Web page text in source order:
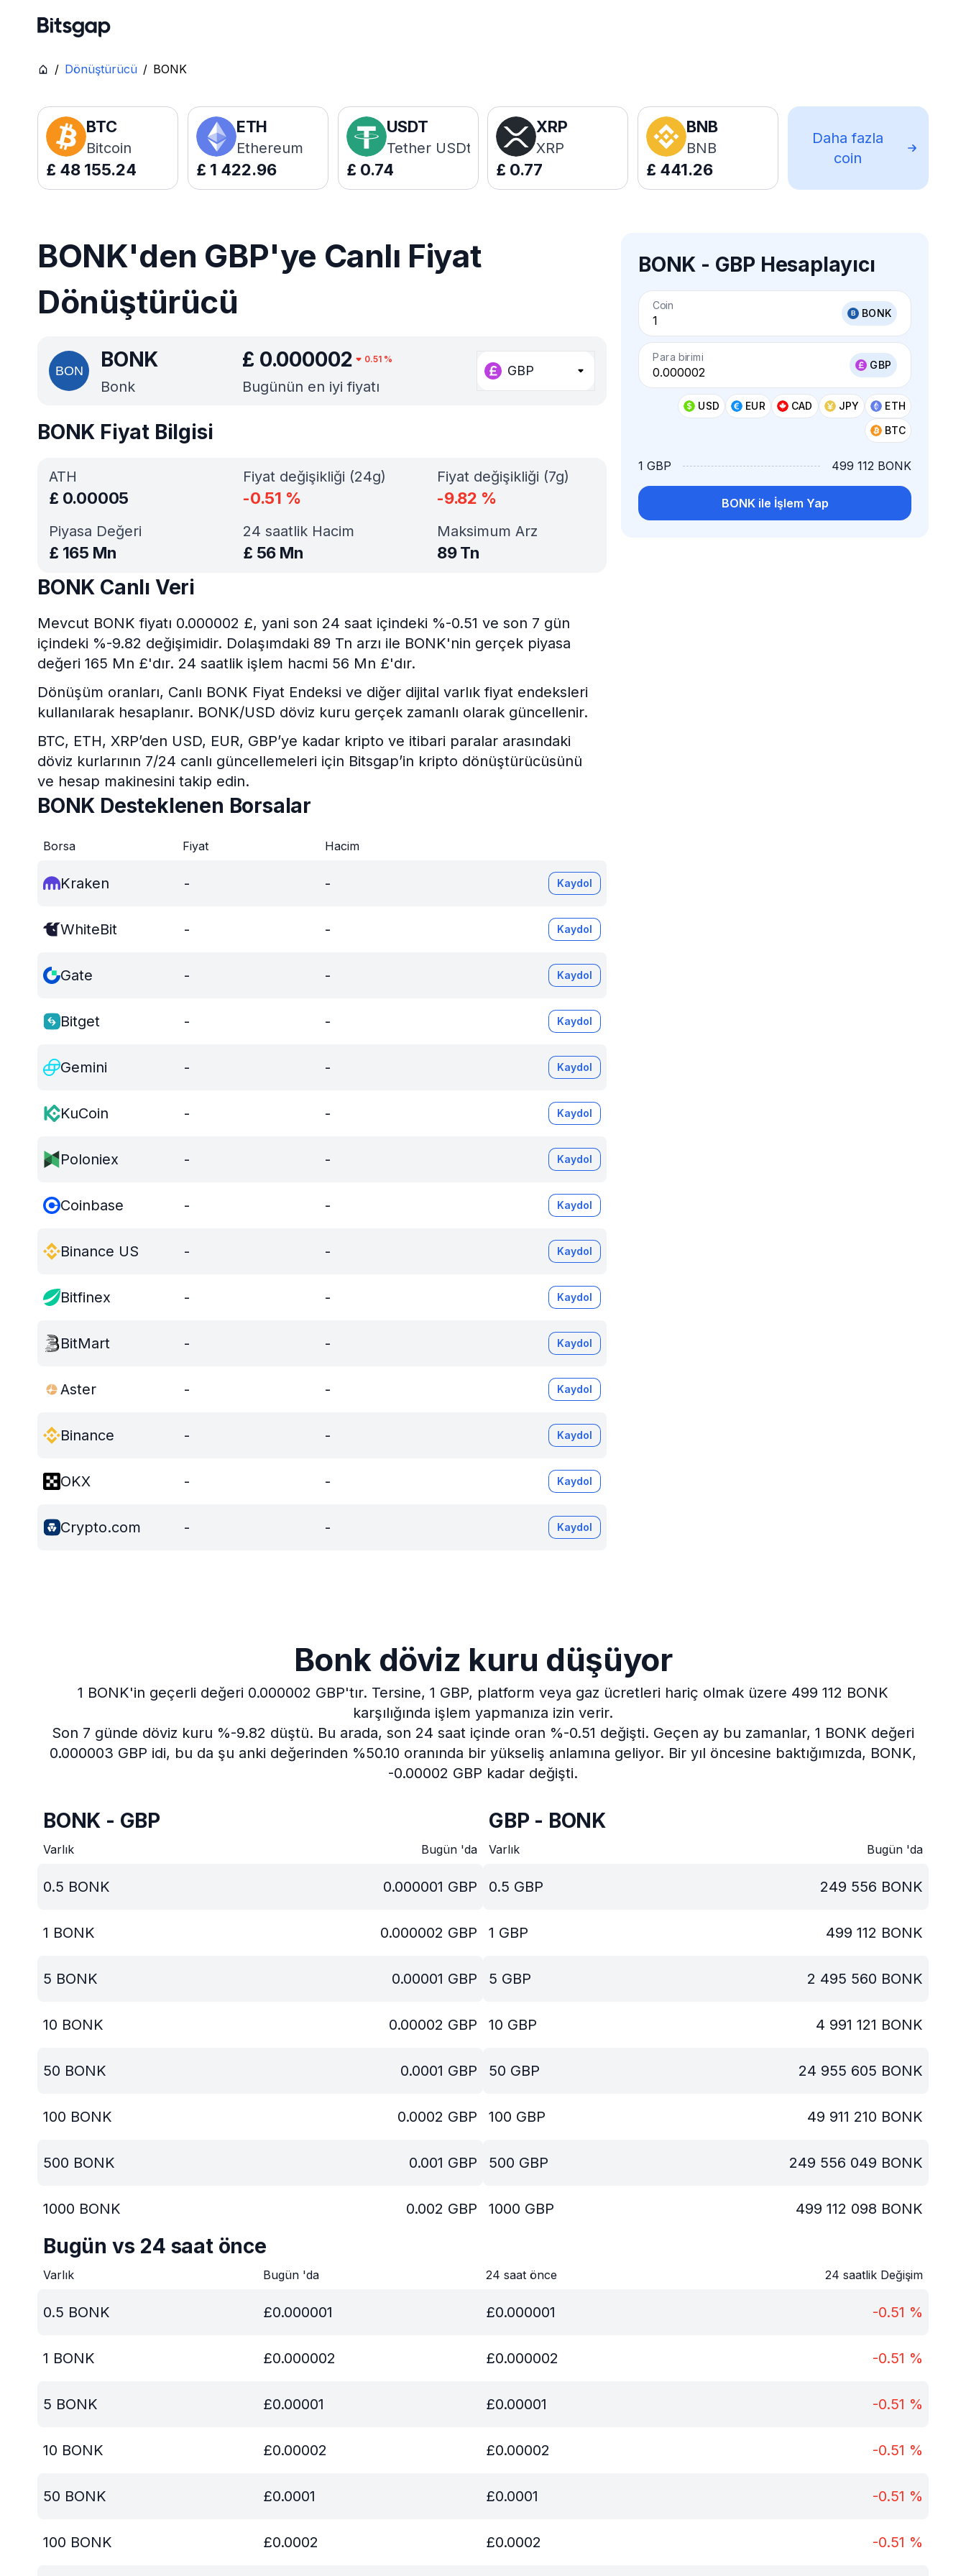
/ Dönüştürücü / BONK
BTC
Bitcoin
£ 48 155.24
ETH
Ethereum
£ 1 422.96
USDT
Tether USDt
£ 0.74
XRP
XRP
£ 0.77
BNB
BNB
£ 441.26
Daha fazla
coin
BONK'den GBP'ye Canlı Fiyat
Dönüştürücü
BONK
Bonk
£ 0.000002 0.51 %
Bugünün en iyi fiyatı
GBP
BONK - GBP Hesaplayıcı
Coin
BONK
Para birimi
GBP
USD EUR CAD JPY
ETH
BTC
1 GBP 499 112 BONK
BONK ile İşlem Yap
BONK Fiyat Bilgisi
ATH
£ 0.00005
Piyasa Değeri
£ 165 Mn
Fiyat değişikliği (24g)
-0.51 %
Fiyat değişikliği (7g)
-9.82 %
24 saatlik Hacim
£ 56 Mn
Maksimum Arz
89 Tn
BONK Canlı Veri
Mevcut BONK fiyatı 0.000002 £, yani son 24 saat içindeki %-0.51 ve son 7 gün
içindeki %-9.82 değişimidir. Dolaşımdaki 89 Tn arzı ile BONK'nin gerçek piyasa
değeri 165 Mn £'dır. 24 saatlik işlem hacmi 56 Mn £'dır.
Dönüşüm oranları, Canlı BONK Fiyat Endeksi ve diğer dijital varlık fiyat endeksleri
kullanılarak hesaplanır. BONK/USD döviz kuru gerçek zamanlı olarak güncellenir.
BTC, ETH, XRP’den USD, EUR, GBP’ye kadar kripto ve itibari paralar arasındaki
döviz kurlarının 7/24 canlı güncellemeleri için Bitsgap’in kripto dönüştürücüsünü
ve hesap makinesini takip edin.
BONK Desteklenen Borsalar
Borsa Fiyat Hacim
Kraken - - Kaydol
WhiteBit - - Kaydol
Gate - - Kaydol
Bitget - - Kaydol
Gemini - - Kaydol
KuCoin - - Kaydol
Poloniex - - Kaydol
Coinbase - - Kaydol
Binance US - - Kaydol
Bitfinex - - Kaydol
BitMart - - Kaydol
Aster - - Kaydol
Binance - - Kaydol
OKX - - Kaydol
Crypto.com - - Kaydol
Bonk döviz kuru düşüyor
1 BONK'in geçerli değeri 0.000002 GBP'tır. Tersine, 1 GBP, platform veya gaz ücretleri hariç olmak üzere 499 112 BONK
karşılığında işlem yapmanıza izin verir.
Son 7 günde döviz kuru %-9.82 düştü. Bu arada, son 24 saat içinde oran %-0.51 değişti. Geçen ay bu zamanlar, 1 BONK değeri
0.000003 GBP idi, bu da şu anki değerinden %50.10 oranında bir yükseliş anlamına geliyor. Bir yıl öncesine baktığımızda, BONK,
-0.00002 GBP kadar değişti.
BONK - GBP
Varlık Bugün 'da
0.5 BONK 0.000001 GBP
1 BONK 0.000002 GBP
5 BONK 0.00001 GBP
10 BONK 0.00002 GBP
50 BONK 0.0001 GBP
100 BONK 0.0002 GBP
500 BONK 0.001 GBP
1000 BONK 0.002 GBP
GBP - BONK
Varlık Bugün 'da
0.5 GBP 249 556 BONK
1 GBP 499 112 BONK
5 GBP 2 495 560 BONK
10 GBP 4 991 121 BONK
50 GBP 24 955 605 BONK
100 GBP 49 911 210 BONK
500 GBP 249 556 049 BONK
1000 GBP 499 112 098 BONK
Bugün vs 24 saat önce
Varlık Bugün 'da 24 saat önce 24 saatlik Değişim
0.5 BONK £0.000001 £0.000001 -0.51 %
1 BONK £0.000002 £0.000002 -0.51 %
5 BONK £0.00001 £0.00001 -0.51 %
10 BONK £0.00002 £0.00002 -0.51 %
50 BONK £0.0001 £0.0001 -0.51 %
100 BONK £0.0002 £0.0002 -0.51 %